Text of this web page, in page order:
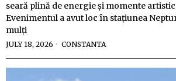
seară plină de energie și momente
Evenimentul a avut loc în stațiunea
mulți
JULY 18, 2026 CONSTANTA